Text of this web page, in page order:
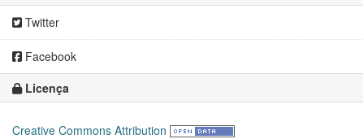
Twitter
Facebook
Licença
Creative Commons Attribution